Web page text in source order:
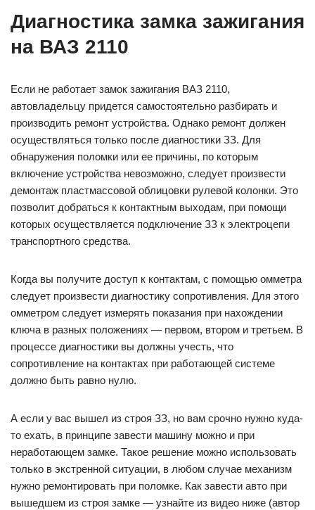
Диагностика замка зажигания
на ВАЗ 2110
Если не работает замок зажигания ВАЗ 2110,
автовладельцу придется самостоятельно разбирать и
производить ремонт устройства. Однако ремонт должен
осуществляться только после диагностики ЗЗ. Для
обнаружения поломки или ее причины, по которым
включение устройства невозможно, следует произвести
демонтаж пластмассовой облицовки рулевой колонки. Это
позволит добраться к контактным выходам, при помощи
которых осуществляется подключение ЗЗ к электроцепи
транспортного средства.
Когда вы получите доступ к контактам, с помощью омметра
следует произвести диагностику сопротивления. Для этого
омметром следует измерять показания при нахождении
ключа в разных положениях — первом, втором и третьем. В
процессе диагностики вы должны учесть, что
сопротивление на контактах при работающей системе
должно быть равно нулю.
А если у вас вышел из строя ЗЗ, но вам срочно нужно куда-
то ехать, в принципе завести машину можно и при
неработающем замке. Такое решение можно использовать
только в экстренной ситуации, в любом случае механизм
нужно ремонтировать при поломке. Как завести авто при
вышедшем из строя замке — узнайте из видео ниже (автор